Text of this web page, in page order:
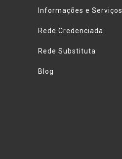
Informações e Serviços
Rede Credenciada
Rede Substituta
Blog